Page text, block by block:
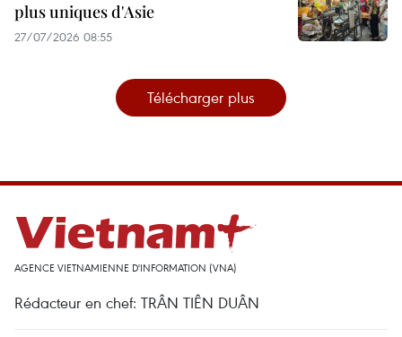
plus uniques d'Asie
27/07/2026 08:55
Télécharger plus
AGENCE VIETNAMIENNE D'INFORMATION (VNA)
Rédacteur en chef: TRÂN TIÊN DUÂN